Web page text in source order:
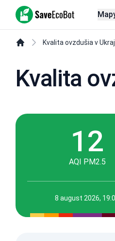
SaveEcoBot
Kvalita ovzdušia v
Kvalita
12
AQI PM2.5
8 august 2026,